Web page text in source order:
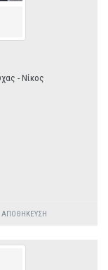
- Νίκος
ΑΠΟΘΉΚΕΥΣΗ